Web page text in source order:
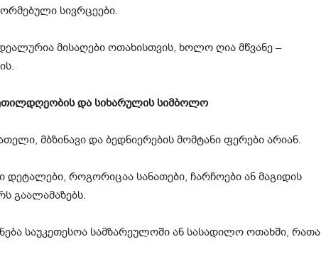
სივრცეები.
მისაღები ოთახისთვის, ხოლო ღია მწვანე –
და სიხარულის სიმბოლო
მბზინავი და ბედნიერების მომტანი ფერები არიან.
როგორიცაა სანათები, ჩარჩოები ან მაგიდის
გაალამაზებს.
საუკეთესოა სამზარეულოში ან სასადილო ოთახში, რათა